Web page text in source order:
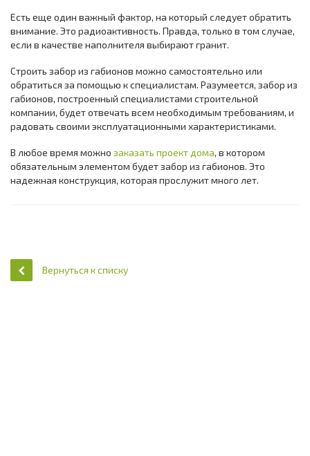
Есть еще один важный фактор, на который следует обратить
внимание. Это радиоактивность. Правда, только в том случае,
если в качестве наполнителя выбирают гранит.
Строить забор из габионов можно самостоятельно или
обратиться за помощью к специалистам. Разумеется, забор из
габионов, построенный специалистами строительной
компании, будет отвечать всем необходимым требованиям, и
радовать своими эксплуатационными характеристиками.
В любое время можно заказать проект дома, в котором
обязательным элементом будет забор из габионов. Это
надежная конструкция, которая прослужит много лет.
Вернуться к списку